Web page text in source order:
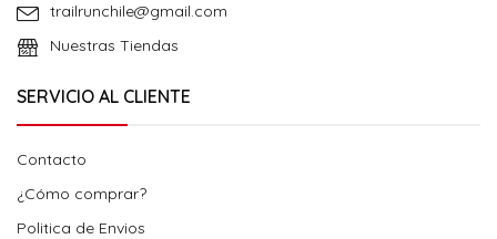
trailrunchile@gmail.com
Nuestras Tiendas
SERVICIO AL CLIENTE
Contacto
¿Cómo comprar?
Politica de Envios